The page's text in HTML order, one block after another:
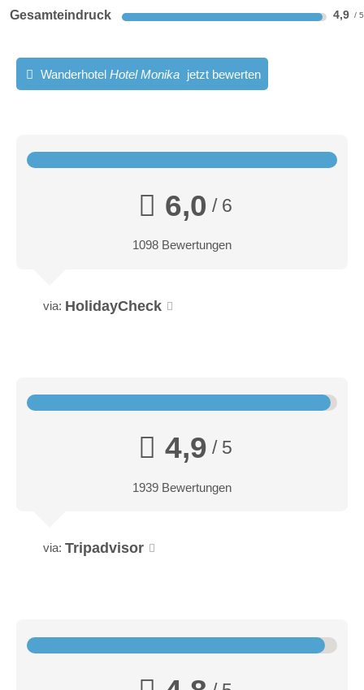
Gesamteindruck 4,9
Wanderhotel Hotel Monika jetzt bewerten
6,0 / 6
1098 Bewertungen
via: HolidayCheck
4,9 / 5
1939 Bewertungen
via: Tripadvisor